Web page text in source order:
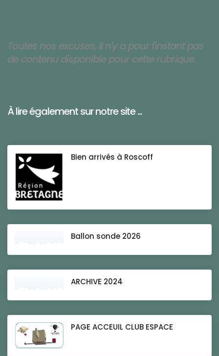
Toutes nos excuses, il n'y a pour l'instant pas
de contenu disponible pour cette rubrique.
À lire également sur notre site ...
Bien arrivés à Roscoff
Ballon sonde 2026
ARCHIVE 2024
PAGE ACCEUIL CLUB ESPACE